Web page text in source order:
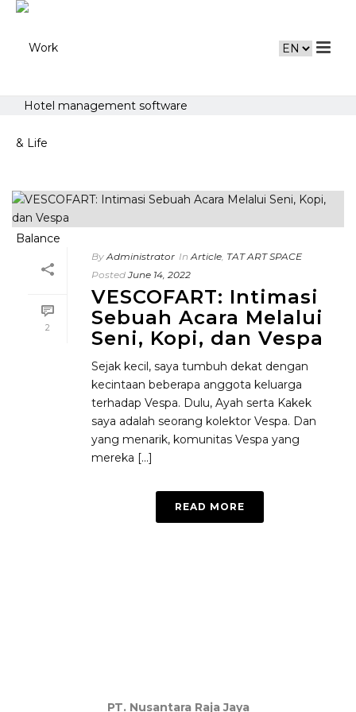
Hotel management software
2
By Administrator In Article, TAT ART SPACE
Posted June 14, 2022
VESCOFART: Intimasi
Sebuah Acara Melalui
Seni, Kopi, dan Vespa
Sejak kecil, saya tumbuh dekat dengan
kecintaan beberapa anggota keluarga
terhadap Vespa. Dulu, Ayah serta Kakek
saya adalah seorang kolektor Vespa. Dan
yang menarik, komunitas Vespa yang
mereka [...]
READ MORE
PT. Nusantara Raja Jaya